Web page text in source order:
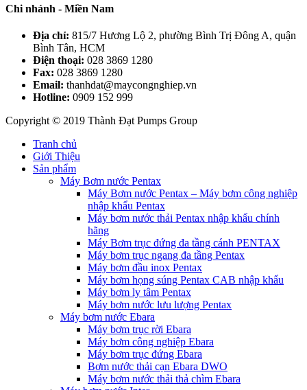
Chi nhánh - Miền Nam
Địa chỉ: 815/7 Hương Lộ 2, phường Bình Trị Đông A, quận
Bình Tân, HCM
Điện thoại: 028 3869 1280
Fax: 028 3869 1280
Email: thanhdat@maycongnghiep.vn
Hotline: 0909 152 999
Copyright © 2019 Thành Đạt Pumps Group
Tranh chủ
Giới Thiệu
Sản phẩm
Máy Bơm nước Pentax
Máy Bơm nước Pentax – Máy bơm công nghiệp
nhập khẩu Pentax
Máy bơm nước thải Pentax nhập khẩu chính
hãng
Máy Bơm trục đứng đa tầng cánh PENTAX
Máy bơm trục ngang đa tầng Pentax
Máy bơm đầu inox Pentax
Máy bơm họng súng Pentax CAB nhập khẩu
Máy bơm ly tâm Pentax
Máy bơm nước lưu lượng Pentax
Máy bơm nước Ebara
Máy bơm trục rời Ebara
Máy bơm công nghiệp Ebara
Máy bơm trục đứng Ebara
Bơm nước thải cạn Ebara DWO
Máy bơm nước thải thả chìm Ebara